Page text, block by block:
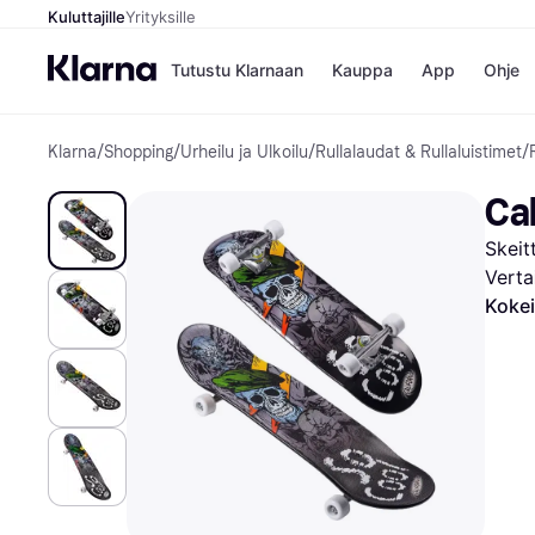
KuluttajilleYrityksille
Tutustu Klarnaan Kauppa
Kaupat
Gigantti
H&M
Peten
Wolt
App Ohje
Klarna/Shopping/Urheilu ja Ulkoilu/Rullalaudat & Rullaluistimet/